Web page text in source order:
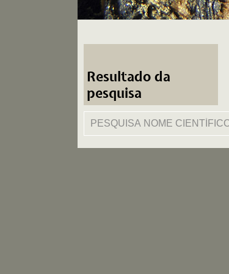
Resultado da
pesquisa